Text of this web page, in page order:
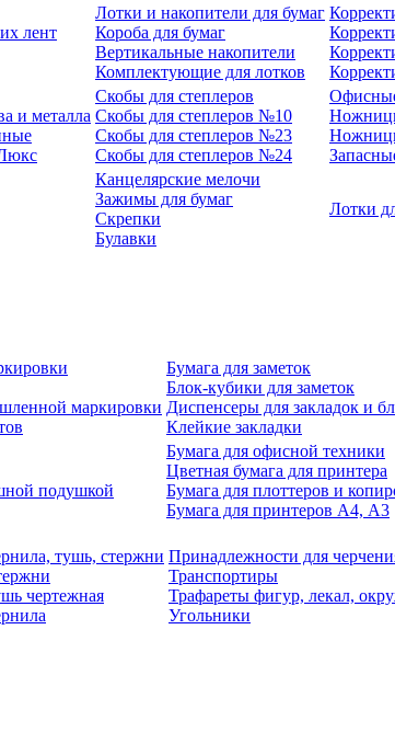
лент
Лотки и накопители для бумаг
Короба для бумаг
Вертикальные накопители
Комплектующие для лотков
и металла
Скобы для степлеров
Скобы для степлеров №10
Скобы для степлеров №23
Скобы для степлеров №24
Канцелярские мелочи
Зажимы для бумаг
Скрепки
Булавки
Лотки
маркировки
Бумага для заметок
Блок-кубики для заметок
Диспенсеры для закладок и
Клейкие закладки
подушкой
Бумага для офисной техники
Цветная бумага для принтера
Бумага для плоттеров и
Бумага для принтеров А4, А3
тушь, стержни
чертежная
Принадлежности для
Транспортиры
Трафареты фигур, лекал,
Угольники